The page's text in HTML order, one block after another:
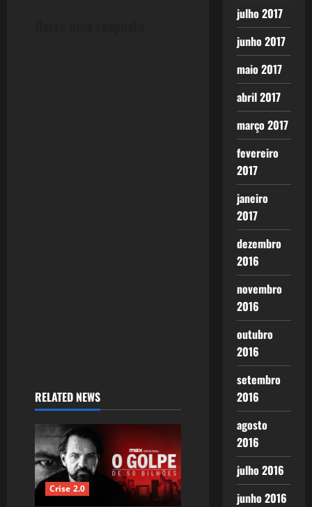
RELATED NEWS
Crise 2.0
julho 2017
junho 2017
maio 2017
abril 2017
março 2017
fevereiro
2017
janeiro
2017
dezembro
2016
novembro
2016
outubro
2016
setembro
2016
agosto
2016
julho 2016
junho 2016